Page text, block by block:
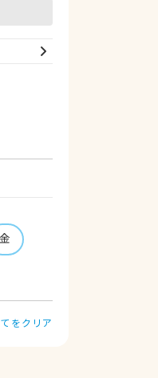
金
をクリア